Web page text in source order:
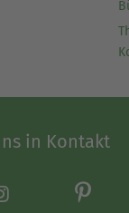
in Kontakt